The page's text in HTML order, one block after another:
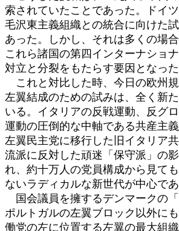
索されていたことであった。ドイ
毛沢東主義組織との統合に向けた
あった。しかし、それは多くの場
これら諸国の第四インターナショ
対立と分裂をもたらす要因となった
これと対比した時、今日の欧州
左翼結成のための試みは、全く新
いる。イタリアの反戦運動、反グ
運動の圧倒的な中軸である共産主義
左翼民主党に移行した旧イタリア
流派に反対した頑迷「保守派」の
れ、約十万人の党員構成から見て
ないラディカルな新世代が中心であ
国会議員を擁するデンマークの
ポルトガルの左翼ブロック以外に
働党の左に位置する左翼の最大組